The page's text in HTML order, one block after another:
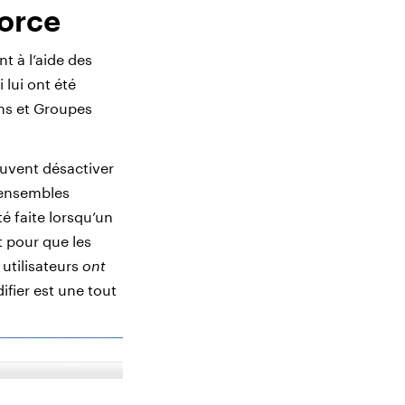
à l’aide des
lui ont été
et Groupes
désactiver
faite lorsqu’un
pour que les
ont
est une tout